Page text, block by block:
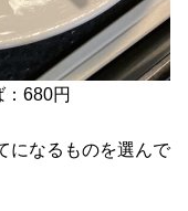
680円
になるものを選んで